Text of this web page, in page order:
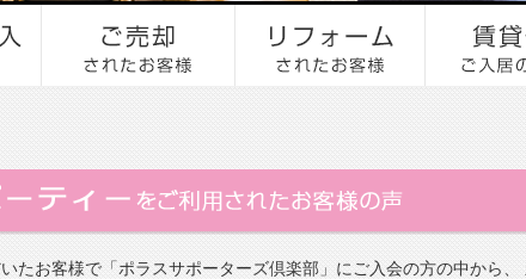
たお客様で「ポラスサポーターズ倶楽部」にご入会の方の中から、